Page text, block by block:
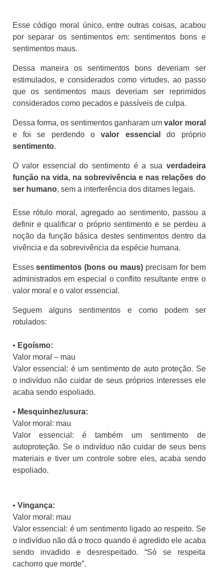
Esse código moral único, entre outras coisas, acabou
por separar os sentimentos em: sentimentos bons e
sentimentos maus.
Dessa maneira os sentimentos bons deveriam ser
estimulados, e considerados como virtudes, ao passo
que os sentimentos maus deveriam ser reprimidos
considerados como pecados e passíveis de culpa.
Dessa forma, os sentimentos ganharam umvalor moral
e foi se perdendo ovalor essencial
do próprio
sentimento.
O valor essencial do sentimento é a sua verdadeira
função na vida, na sobrevivência e nas relações do
ser humano, sem a interferência dos ditames legais.
.
Esse rótulo moral, agregado ao sentimento, passou a
definir e qualificar o próprio sentimento e se perdeu a
noção da função básica destes sentimentos dentro da
vivência e da sobrevivência da espécie humana.
Essessentimentos (bons ou maus)precisam for bem
administrados em especial o conflito resultante entre o
valor moral e o valor essencial.
Seguem alguns sentimentos e como podem ser
rotulados:
• Egoísmo:
Valor moral – mau
Valor essencial: é um sentimento de auto proteção. Se
o indivíduo não cuidar de seus próprios interesses ele
acaba sendo espoliado.
• Mesquinhez/usura:
Valor moral: mau
Valor essencial: é também um sentimento de
autoproteção. Se o indivíduo não cuidar de seus bens
materiais e tiver um controle sobre eles, acaba sendo
espoliado.
• Vingança:
Valor moral: mau
Valor essencial: é um sentimento ligado ao respeito. Se
o indivíduo não dá o troco quando é agredido ele acaba
sendo invadido e desrespeitado. “Só se respeita
cachorro que morde”.